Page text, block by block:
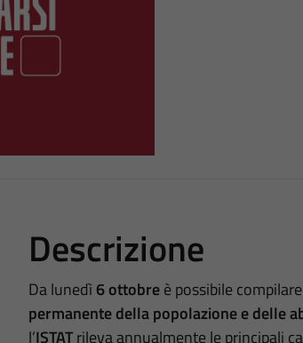
Descrizione
Da lunedì 6 ottobreè possibile
permanente della popolazione e delle
l’ISTATrileva annualmente le principali